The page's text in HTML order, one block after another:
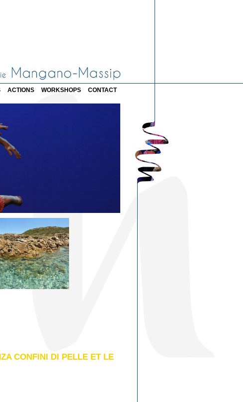
ACTIONS WORKSHOPS CONTACT
CONFINI DI PELLE ET LE